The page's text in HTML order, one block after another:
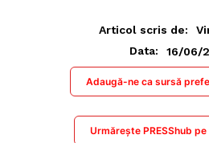
Articol scris de:
Data:
16/06/
Adaugă-ne ca sursă
Urmărește PRESShub